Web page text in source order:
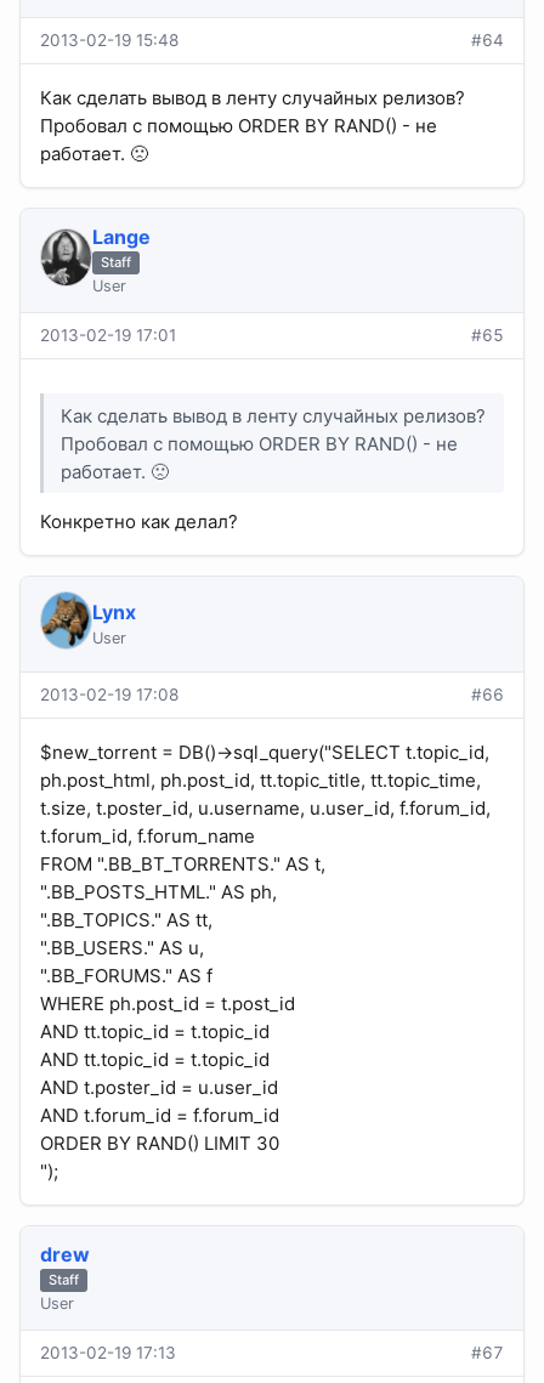
2013-02-19 15:48 #64
Как сделать вывод в ленту случайных релизов?
Пробовал с помощью ORDER BY RAND() - не
работает. 🙁
Lange
Staff
User
2013-02-19 17:01 #65
Как сделать вывод в ленту случайных релизов?
Пробовал с помощью ORDER BY RAND() - не
работает. 🙁
Конкретно как делал?
Lynx
User
2013-02-19 17:08 #66
$new_torrent = DB()->sql_query("SELECT t.topic_id,
ph.post_html, ph.post_id, tt.topic_title, tt.topic_time,
t.size, t.poster_id, u.username, u.user_id, f.forum_id,
t.forum_id, f.forum_name
FROM ".BB_BT_TORRENTS." AS t,
".BB_POSTS_HTML." AS ph,
".BB_TOPICS." AS tt,
".BB_USERS." AS u,
".BB_FORUMS." AS f
WHERE ph.post_id = t.post_id
AND tt.topic_id = t.topic_id
AND tt.topic_id = t.topic_id
AND t.poster_id = u.user_id
AND t.forum_id = f.forum_id
ORDER BY RAND() LIMIT 30
");
drew
Staff
User
2013-02-19 17:13 #67